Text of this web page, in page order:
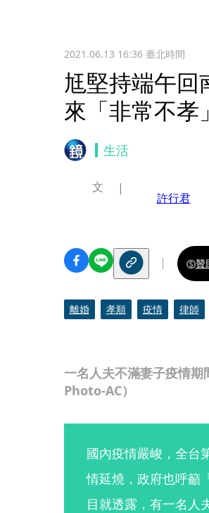
2021.06.13 16:36臺北時間
尪堅持端午
來「非常不孝」
生活
一名人夫不滿妻子疫情期
Photo-AC）
文
許行君
贊
離婚 孝順 疫情 律師
國內疫情嚴峻，全台
情延燒，政府也呼籲
目就透露，有一名人